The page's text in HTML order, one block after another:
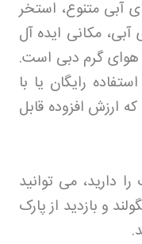
آبی متنوع، استخر
آبی، مکانی ایده آل
گرم دبی است.
رایگان یا با
ارزش افزوده قابل
دارید، می توانید
و بازدید از پارک
.